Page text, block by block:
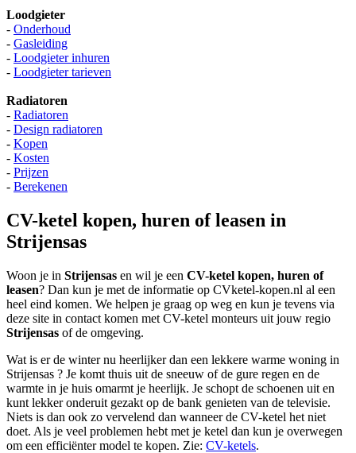
Loodgieter
- Onderhoud
- Gasleiding
- Loodgieter inhuren
- Loodgieter tarieven
Radiatoren
- Radiatoren
- Design radiatoren
- Kopen
- Kosten
- Prijzen
- Berekenen
CV-ketel kopen, huren of leasen in
Strijensas
Woon je in Strijensas en wil je een CV-ketel kopen, huren of
leasen? Dan kun je met de informatie op CVketel-kopen.nl al een
heel eind komen. We helpen je graag op weg en kun je tevens via
deze site in contact komen met CV-ketel monteurs uit jouw regio
Strijensas of de omgeving.
Wat is er de winter nu heerlijker dan een lekkere warme woning in
Strijensas ? Je komt thuis uit de sneeuw of de gure regen en de
warmte in je huis omarmt je heerlijk. Je schopt de schoenen uit en
kunt lekker onderuit gezakt op de bank genieten van de televisie.
Niets is dan ook zo vervelend dan wanneer de CV-ketel het niet
doet. Als je veel problemen hebt met je ketel dan kun je overwegen
om een efficiënter model te kopen. Zie: CV-ketels.